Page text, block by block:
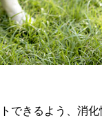
できるよう、消